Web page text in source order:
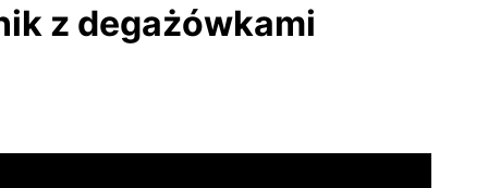
z degażówkami